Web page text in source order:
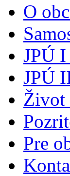
O
JPÚ
JPÚ
Život
Pre